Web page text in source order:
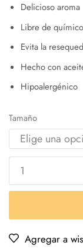
Delicioso aroma
Libre de
Evita la
Hecho con
Hipoalergénico
Tamaño
Agregar a